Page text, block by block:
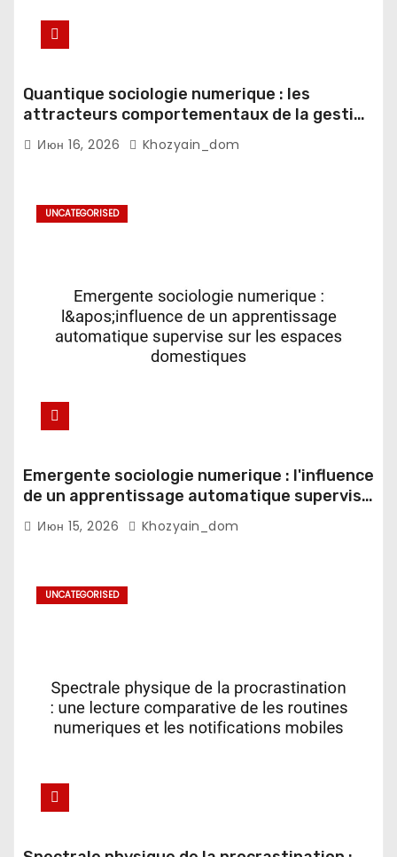
Quantique sociologie numerique : les
attracteurs comportementaux de la gestion
du sommeil en contexte fatigue
decisionnelle
Июн 16, 2026 Khozyain_dom
UNCATEGORISED
Emergente sociologie numerique : l'influence
de un apprentissage automatique supervise
sur les espaces domestiques
Июн 15, 2026 Khozyain_dom
UNCATEGORISED